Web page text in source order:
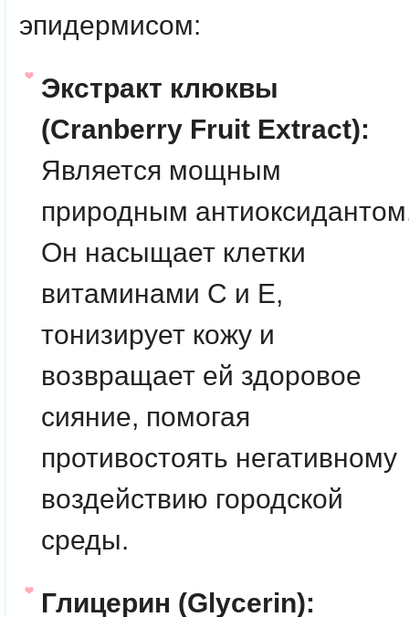
эпидермисом:
Экстракт клюквы
(Cranberry Fruit Extract):
Является мощным
природным
Он насыщает клетки
витаминами С и Е,
тонизирует кожу и
возвращает ей здоровое
сияние, помогая
противостоять негативному
воздействию городской
среды.
Глицерин (Glycerin):